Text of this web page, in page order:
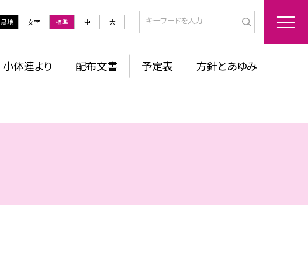
黒地 文字 標準 中 大
小体連より 配布文書 予定表 方針とあゆみ